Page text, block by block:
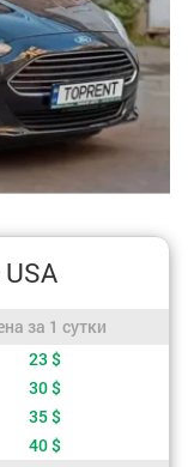
за 1 сутки
23 $
30$
35$
40$